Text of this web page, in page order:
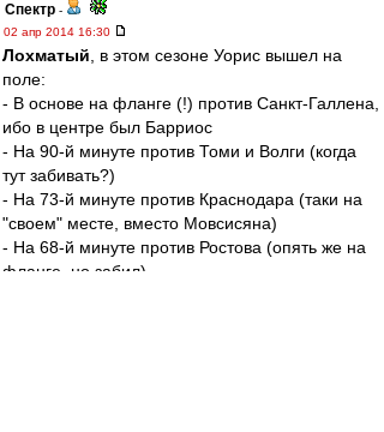
Спектр -
02 апр 2014 16:30
Лохматый , в этом сезоне Уорис вышел на
поле:
- В основе на фланге (!) против Санкт-Галлена,
ибо в центре был Барриос
- На 90-й минуте против Томи и Волги (когда
тут забивать?)
- На 73-й минуте против Краснодара (таки на
"своем" месте, вместо Мовсисяна)
- На 68-й минуте против Ростова (опять же на
фланге, но забил).